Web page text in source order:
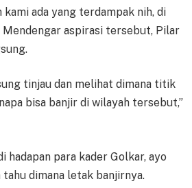
kami ada yang terdampak nih, di
Mendengar aspirasi tersebut, Pilar
tinjau dan melihat dimana titik
bisa banjir di wilayah tersebut,”
hadapan para kader Golkar, ayo
tahu dimana letak banjirnya.